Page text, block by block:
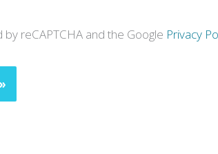
reCAPTCHA and the Google Privacy